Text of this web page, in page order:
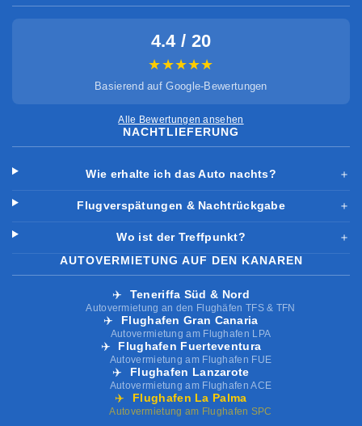
4.4 / 20
★★★★★
Basierend auf Google-Bewertungen
Alle Bewertungen ansehen
NACHTLIEFERUNG
Wie erhalte ich das Auto nachts? ＋
Flugverspätungen & Nachtrückgabe ＋
Wo ist der Treffpunkt?
＋
AUTOVERMIETUNG AUF DEN KANAREN
✈️ Teneriffa Süd & Nord
Autovermietung an den Flughäfen TFS & TFN
✈️ Flughafen Gran Canaria
Autovermietung am Flughafen LPA
✈️ Flughafen Fuerteventura
Autovermietung am Flughafen FUE
✈️ Flughafen Lanzarote
Autovermietung am Flughafen ACE
✈️ Flughafen La Palma
Autovermietung am Flughafen SPC